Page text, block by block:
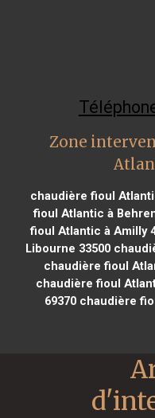
Zone
chaudière fioul
fioul Atlantic à
fioul Atlantic à Amilly
Libourne 33500
chaudière fioul
chaudière fioul
69370chaudière